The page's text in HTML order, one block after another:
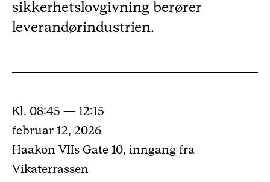
sikkerhetslovgivning berører
leverandørindustrien.
Kl. 08:45 — 12:15
februar 12, 2026
Haakon VIIs Gate 10, inngang fra
Vikaterrassen